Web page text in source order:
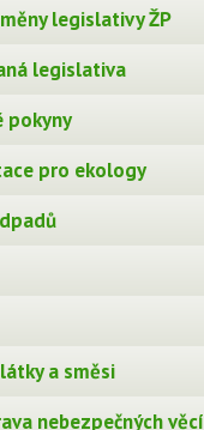
legislativy ŽP
legislativa
pokyny
pro ekology
a směsi
nebezpečných věcí